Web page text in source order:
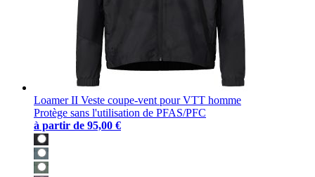
Loamer II Veste coupe-vent pour VTT homme
Protège sans l'utilisation de PFAS/PFC
à partir de 95,00 €